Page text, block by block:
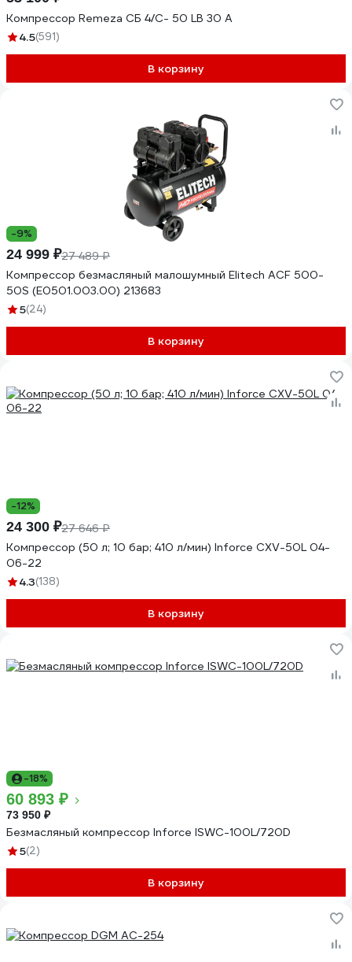
Компрессор Remeza СБ 4/С- 50 LB 30 A
4.5(591)
В корзину
-9%
24 999 ₽27 489 ₽
Компрессор безмасляный малошумный Elitech ACF 500-
50S (E0501.003.00) 213683
5(24)
В корзину
-12%
24 300 ₽27 646 ₽
Компрессор (50 л; 10 бар; 410 л/мин) Inforce CXV-50L 04-
06-22
4.3(138)
В корзину
-18%
60 893 ₽
73 950 ₽
Безмасляный компрессор Inforce ISWC-100L/720D
5(2)
В корзину